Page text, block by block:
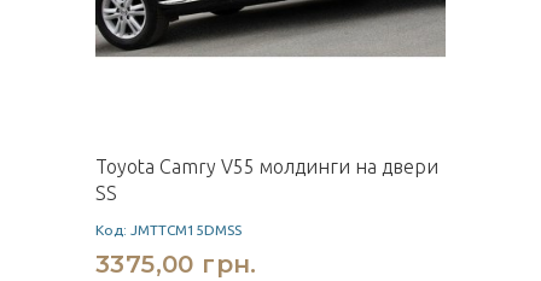
Toyota Сamry V55 молдинги на двери
SS
Код: JMTTCM15DMSS
3375,00 грн.